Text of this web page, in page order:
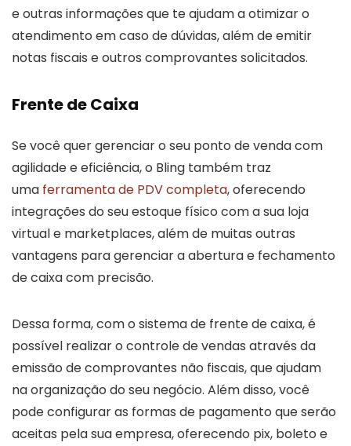
e outras informações que te ajudam a otimizar o
atendimento em caso de dúvidas, além de emitir
notas fiscais e outros comprovantes solicitados.
Frente de Caixa
Se você quer gerenciar o seu ponto de venda com
agilidade e eficiência, o Bling também traz
uma ferramenta de PDV completa, oferecendo
integrações do seu estoque físico com a sua loja
virtual e marketplaces, além de muitas outras
vantagens para gerenciar a abertura e fechamento
de caixa com precisão.
Dessa forma, com o sistema de frente de caixa, é
possível realizar o controle de vendas através da
emissão de comprovantes não fiscais, que ajudam
na organização do seu negócio. Além disso, você
pode configurar as formas de pagamento que serão
aceitas pela sua empresa, oferecendo pix, boleto e